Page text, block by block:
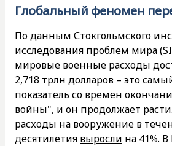
Глобальный феномен
Поданным Стокгольмского
исследования проблем мира
мировые военные расходы
2,718 трлн долларов – это
показатель со времен
войны", и он продолжает
расходы на вооружение в
десятилетия выросли на 41%.